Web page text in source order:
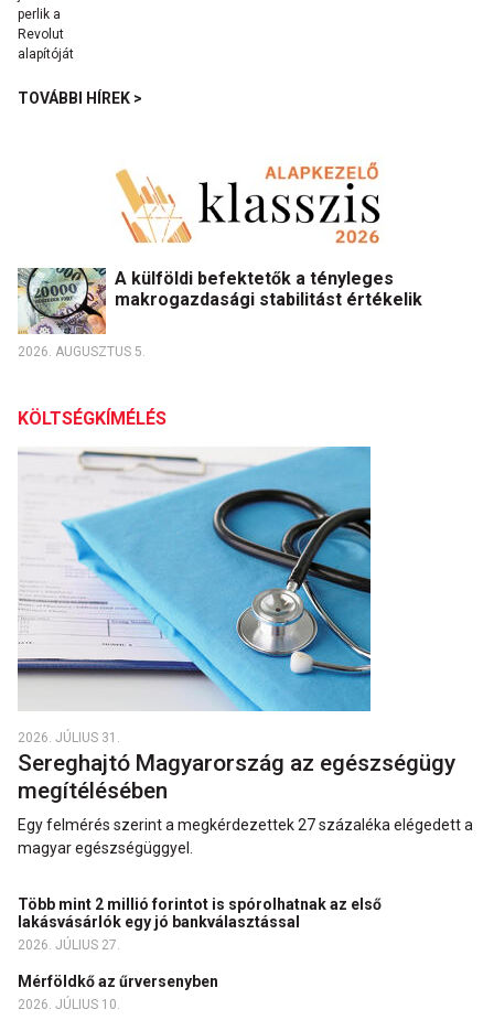
TOVÁBBI HÍREK >
A külföldi befektetők a tényleges
makrogazdasági stabilitást értékelik
2026. AUGUSZTUS 5.
KÖLTSÉGKÍMÉLÉS
2026. JÚLIUS 31.
Sereghajtó Magyarország az egészségügy
megítélésében
Egy felmérés szerint a megkérdezettek 27 százaléka elégedett a
magyar egészségüggyel.
Több mint 2 millió forintot is spórolhatnak az első
lakásvásárlók egy jó bankválasztással
2026. JÚLIUS 27.
Mérföldkő az űrversenyben
2026. JÚLIUS 10.